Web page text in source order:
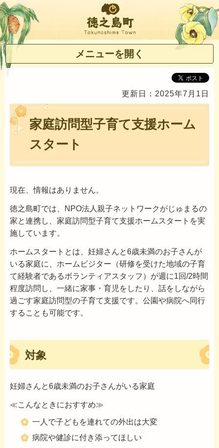
徳之島町
メニューを開く
更新日：2025年7月1日
家庭訪問型子育て支援ホーム
スタート
現在、情報はありません。
徳之島町では、NPO法人親子ネットワークがじゅまるの
家と連携し、家庭訪問型子育て支援ホームスタートを実
施しています。
ホームスタートとは、妊婦さんと6歳未満のお子さんが
いる家庭に、ホームビジター（研修を受けた地域の子育
て経験者であるボランティアスタッフ）が週に1回/2時間
程度訪問し、一緒に家事・育児をしたり、話をしながら
過ごす家庭訪問型の子育て支援です。公園や病院へ同行
することも可能です。
対象
妊婦さんと6歳未満のお子さんがいる家庭
≪こんなときにおすすめ≫
一人で子どもを連れての外出は大変
病院や健診に付き添ってほしい